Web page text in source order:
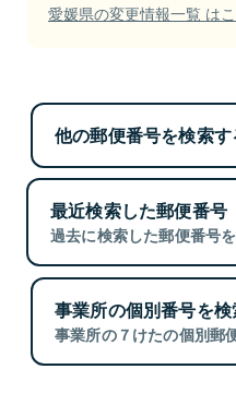
愛媛県の変更情報一覧 は
他の郵便番号を検索す
最近検索した郵便番号
過去に検索した郵便番号
事業所の個別番号を検
事業所の７けたの個別郵